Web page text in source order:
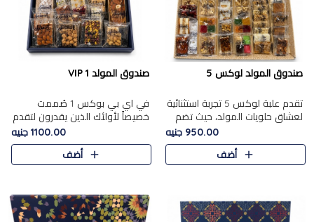
صندوق المولد لوكس 5
تقدم علبة لوكس 5 تجربة استثنائية
لعشاق حلويات المولد، حيث تضم
42 قطعة من تشكيلة فاخرة تجمع
بين أشهر الأصناف التقليدية وأصناف
مميزة مختارة بع..
950.00 جنيه
أضف
صندوق المولد VIP 1
في اي بي بوكس 1 صُممت
خصيصاً لأولئك الذين يقدرون لتقدم
تجربة استثنائية بوكس تجمع بين
أفخر حلويات المولد المصري مع
تشكيلة مختارة من الأصناف ..
1100.00 جنيه
أضف